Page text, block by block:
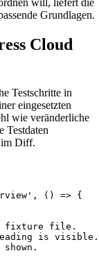
will, liefert die
Grundlagen.
Cloud
Testschritte in
eingesetzten
wie veränderliche
Testdaten
im Diff.
() => {
fixture file.
is visible.
shown.